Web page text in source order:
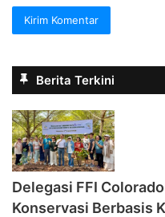
Berita Terkini
Delegasi FFI
Konservasi Berbasis